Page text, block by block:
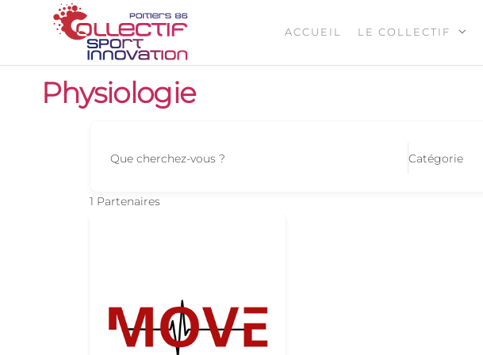
COLLECTIF
SPORT
ACCUEIL LE COLLECTIF
Physiologie
Que cherchez-vous ? Catégorie
1 Partenaires